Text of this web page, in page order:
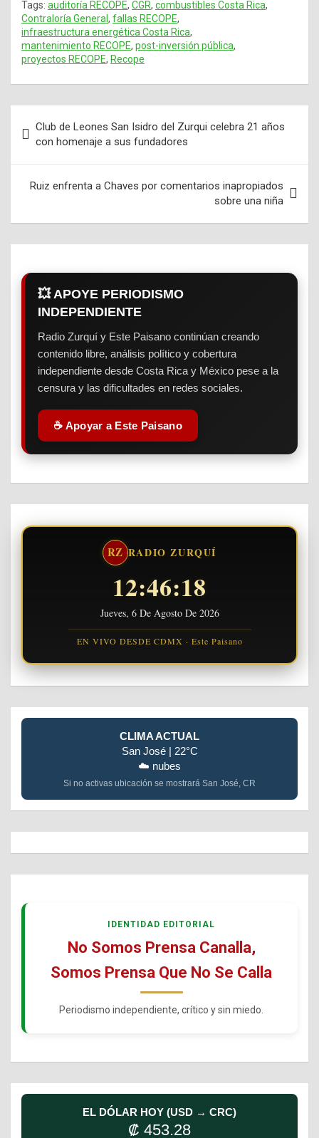
Tags: auditoría RECOPE, CGR, combustibles Costa Rica,
Contraloría General , fallas RECOPE,
infraestructura energética Costa Rica,
mantenimiento RECOPE, post-inversión pública,
proyectos RECOPE, Recope
Navegación
de
entradas
Club de Leones San Isidro del Zurqui celebra 21 años
con homenaje a sus fundadores
Ruiz enfrenta a Chaves por comentarios inapropiados
sobre una niña
💥 APOYE PERIODISMO
INDEPENDIENTE
Radio Zurquí y Este Paisano continúan creando
contenido libre, análisis político y cobertura
independiente desde Costa Rica y México pese a la
censura y las dificultades en redes sociales.
☕ Apoyar a Este Paisano
RZ RADIO ZURQUÍ
12:46:18
Jueves, 6 De Agosto De 2026
EN VIVO DESDE CDMX · Este Paisano
CLIMA ACTUAL
San José | 22°C
☁️ nubes
Si no activas ubicación se mostrará San José, CR
IDENTIDAD EDITORIAL
No Somos Prensa Canalla,
Somos Prensa Que No Se Calla
Periodismo independiente, crítico y sin miedo.
EL DÓLAR HOY (USD → CRC)
₡ 453.28